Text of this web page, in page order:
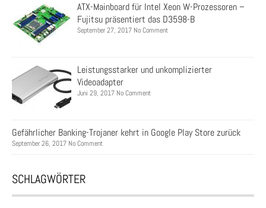
ATX-Mainboard für Intel Xeon W-Prozessoren –
Fujitsu präsentiert das D3598-B
September 27, 2017 No Comment
Leistungsstarker und unkomplizierter
Videoadapter
Juni 29, 2017 No Comment
Gefährlicher Banking-Trojaner kehrt in Google Play Store zurück
September 26, 2017 No Comment
SCHLAGWÖRTER